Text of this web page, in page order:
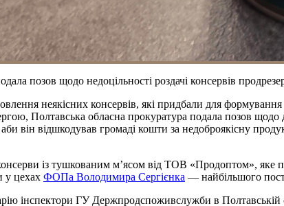
позов щодо недоцільності роздачі консервів
неякісних консервів, які придбали для
Полтавська обласна прокуратура подала позов
він відшкодував громаді кошти за недоброякісну
із тушкованим м’ясом від ТОВ «Продоптом»,
у цехах ФОПа Володимира Сергієнка — найбільшого
інспектори ГУ Держпродспоживслужби в Полтавській